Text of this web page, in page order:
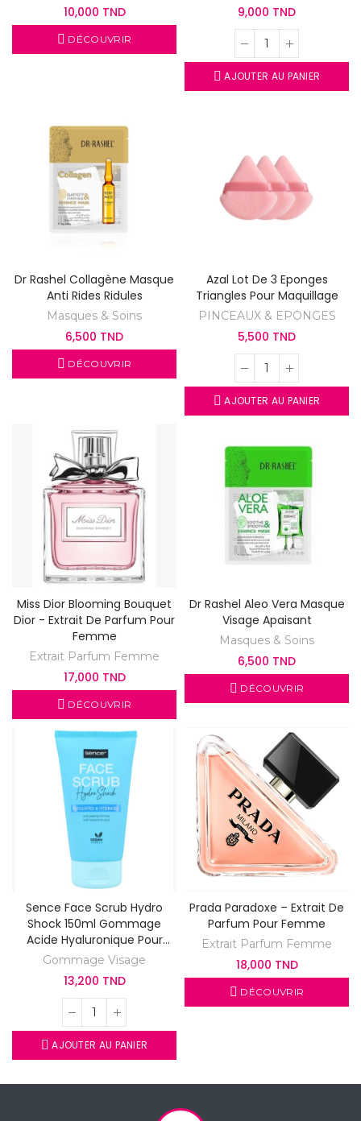
10,000 TND
DÉCOUVRIR
9,000 TND
AJOUTER AU PANIER
Dr Rashel Collagène Masque
Anti Rides Ridules
Masques & Soins
6,500 TND
DÉCOUVRIR
Azal Lot De 3 Eponges
Triangles Pour Maquillage
PINCEAUX & EPONGES
5,500 TND
AJOUTER AU PANIER
Miss Dior Blooming Bouquet
Dior - Extrait De Parfum Pour
Femme
Extrait Parfum Femme
17,000 TND
DÉCOUVRIR
Dr Rashel Aleo Vera Masque
Visage Apaisant
Masques & Soins
6,500 TND
DÉCOUVRIR
Sence Face Scrub Hydro
Shock 150ml Gommage
Acide Hyaluronique Pour
Visage
Gommage Visage
13,200 TND
AJOUTER AU PANIER
Prada Paradoxe – Extrait De
Parfum Pour Femme
Extrait Parfum Femme
18,000 TND
DÉCOUVRIR